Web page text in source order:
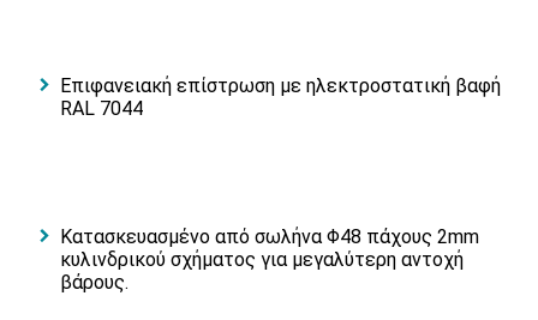
Επιφανειακή επίστρωση με ηλεκτροστατική βαφή
RAL 7044
Κατασκευασμένο από σωλήνα Φ48 πάχους 2mm
κυλινδρικού σχήματος για μεγαλύτερη αντοχή
βάρους.